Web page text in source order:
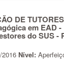
DE
em EAD -
do SUS -
2016 Nível: